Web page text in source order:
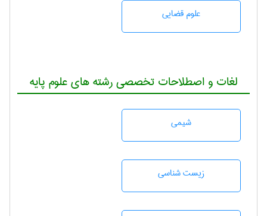
علوم قضایی
لغات و اصطلاحات تخصصی رشته های علوم پایه
شيمی
زيست شناسی